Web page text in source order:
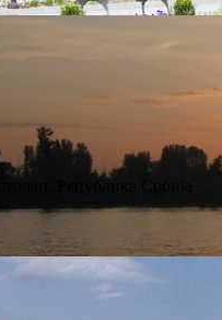
Република Србија